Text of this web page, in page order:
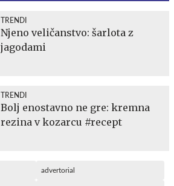
TRENDI
Njeno veličanstvo: šarlota z
jagodami
TRENDI
Bolj enostavno ne gre: kremna
rezina v kozarcu #recept
advertorial